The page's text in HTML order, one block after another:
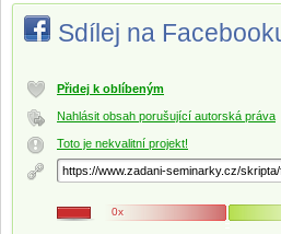
Sdílej na
Přidej k oblíbeným
Nahlásit obsah porušující autorská práva
Toto je nekvalitní projekt!
0x